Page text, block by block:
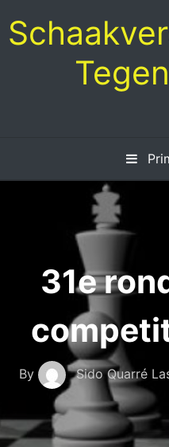
to
content
31e
By Sido Quarré